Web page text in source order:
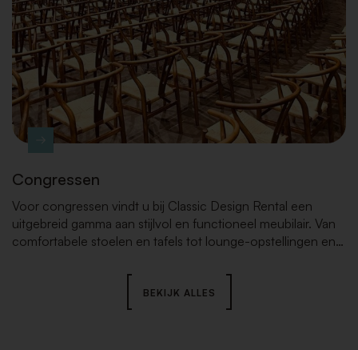
Congressen
Voor congressen vindt u bij Classic Design Rental een
uitgebreid gamma aan stijlvol en functioneel meubilair. Van
comfortabele stoelen en tafels tot lounge-opstellingen en
een praktische inrichting die uw congres naar een hoger
BEKIJK ALLES